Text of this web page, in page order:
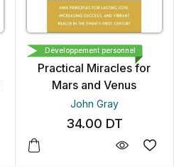
HARPER
Practical Miracles for
Mars and Venus
John Gray
34.00 DT
Développement personnel